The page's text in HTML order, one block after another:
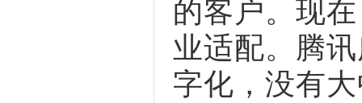
的客户。现
业适配。腾
字化，没有